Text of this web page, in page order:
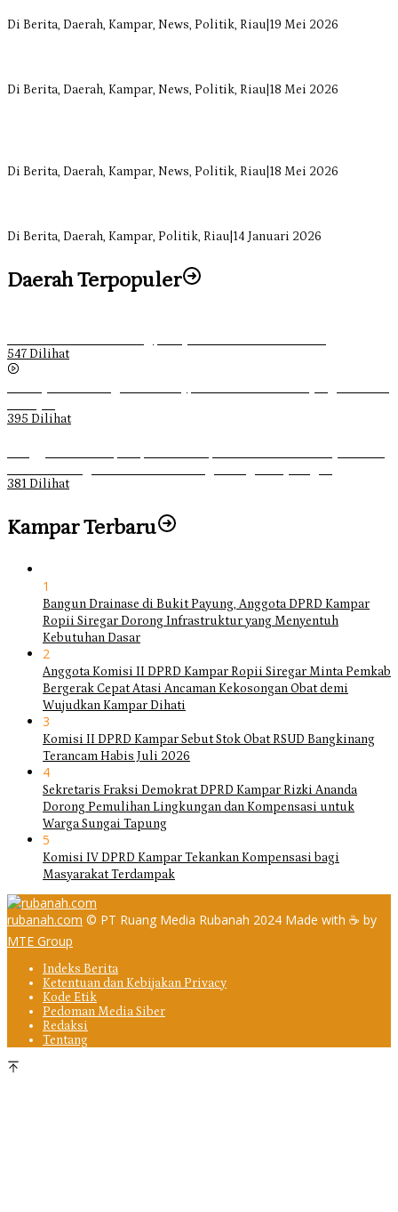
Di Berita, Daerah, Kampar, News, Politik, Riau 19 Mei 2026
Di Berita, Daerah, Kampar, News, Politik, Riau 18 Mei 2026
Di Berita, Daerah, Kampar, News, Politik, Riau 18 Mei 2026
Di Berita, Daerah, Kampar, Politik, Riau 14 Januari 2026
Daerah Terpopuler
547 Dilihat
395 Dilihat
381 Dilihat
Kampar Terbaru
1
Bangun Drainase di Bukit Payung, Anggota DPRD Kampar
Ropii Siregar Dorong Infrastruktur yang Menyentuh
Kebutuhan Dasar
2
Anggota Komisi II DPRD Kampar Ropii Siregar Minta Pemkab
Bergerak Cepat Atasi Ancaman Kekosongan Obat demi
Wujudkan Kampar Dihati
3
Komisi II DPRD Kampar Sebut Stok Obat RSUD Bangkinang
Terancam Habis Juli 2026
4
Sekretaris Fraksi Demokrat DPRD Kampar Rizki Ananda
Dorong Pemulihan Lingkungan dan Kompensasi untuk
Warga Sungai Tapung
5
Komisi IV DPRD Kampar Tekankan Kompensasi bagi
Masyarakat Terdampak
rubanah.com © PT Ruang Media Rubanah 2024 Made with ☕ by
MTE Group
Indeks Berita
Ketentuan dan Kebijakan Privacy
Kode Etik
Pedoman Media Siber
Redaksi
Tentang